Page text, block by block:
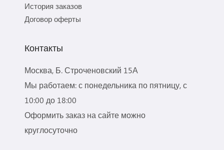
История заказов
Договор оферты
Контакты
Москва, Б. Строченовский 15А
Мы работаем: с понедельника по пятницу, с
10:00 до 18:00
Оформить заказ на сайте можно
круглосуточно